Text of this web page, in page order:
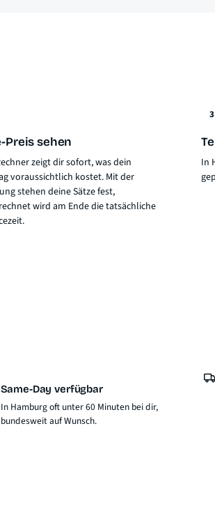
Preis sehen
zeigt dir sofort, was dein
voraussichtlich kostet. Mit der
stehen deine Sätze fest,
wird am Ende die tatsächliche
3
In
Same-Day verfügbar
In Hamburg oft unter 60 Minuten bei dir,
bundesweit auf Wunsch.